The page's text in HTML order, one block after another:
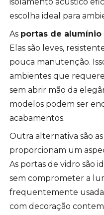
escolha ideal para
As portas de alumínio
Elas são leves,
pouca manutenção.
ambientes que
sem abrir mão da
modelos podem ser
acabamentos.
Outra alternativa são as
proporcionam um
As portas de vidro são
sem comprometer a
frequentemente
com decoração